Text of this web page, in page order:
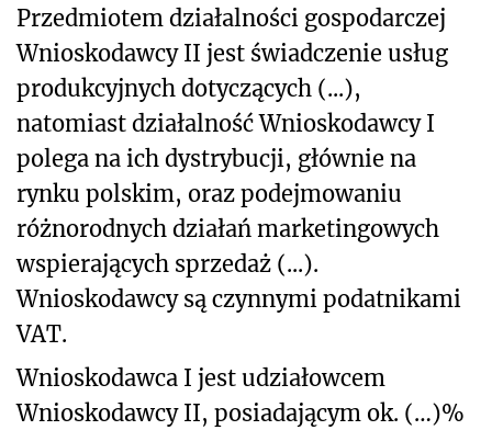
Przedmiotem działalności gospodarczej
Wnioskodawcy II jest świadczenie usług
produkcyjnych dotyczących (...),
natomiast działalność Wnioskodawcy I
polega na ich dystrybucji, głównie na
rynku polskim, oraz podejmowaniu
różnorodnych działań marketingowych
wspierających sprzedaż (...).
Wnioskodawcy są czynnymi podatnikami
VAT.
Wnioskodawca I jest udziałowcem
Wnioskodawcy II, posiadającym ok. (…)%